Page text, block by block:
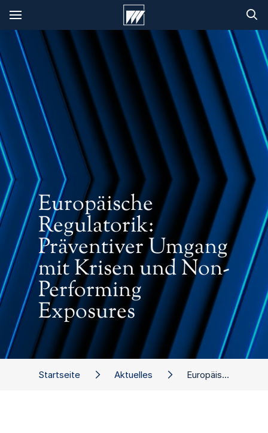
Startseite Aktuelles Europäische Regulatorik: Präventiver Umgang mit Krisen und Non-Performing Exposures
Europäische
Regulatorik:
Präventiver Umgang
mit Krisen und Non-
Performing
Exposures